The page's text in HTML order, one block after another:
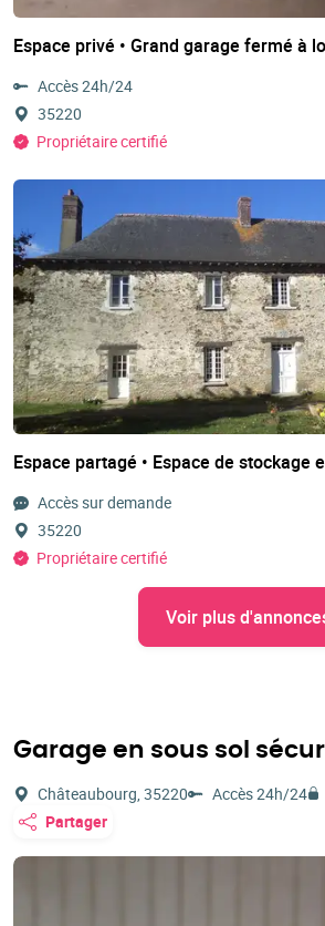
Espace privé • Grand garage fermé à
Accès 24h/24
35220
Propriétaire certifié
Espace partagé • Espace de stockage
Accès sur demande
35220
Propriétaire certifié
Voir plus
Garage en sous sol
Châteaubourg, 35220 Accès 24h/24
Partager